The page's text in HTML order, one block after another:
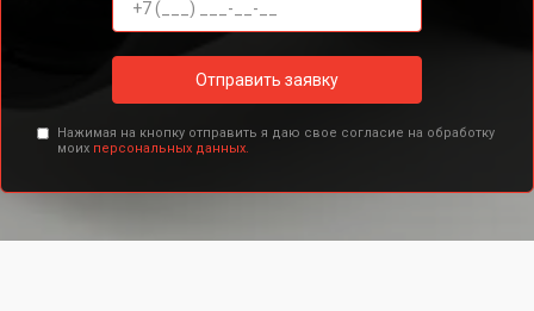
Отправить заявку
Нажимая на кнопку отправить я даю свое согласие на обработку
моих персональных данных.